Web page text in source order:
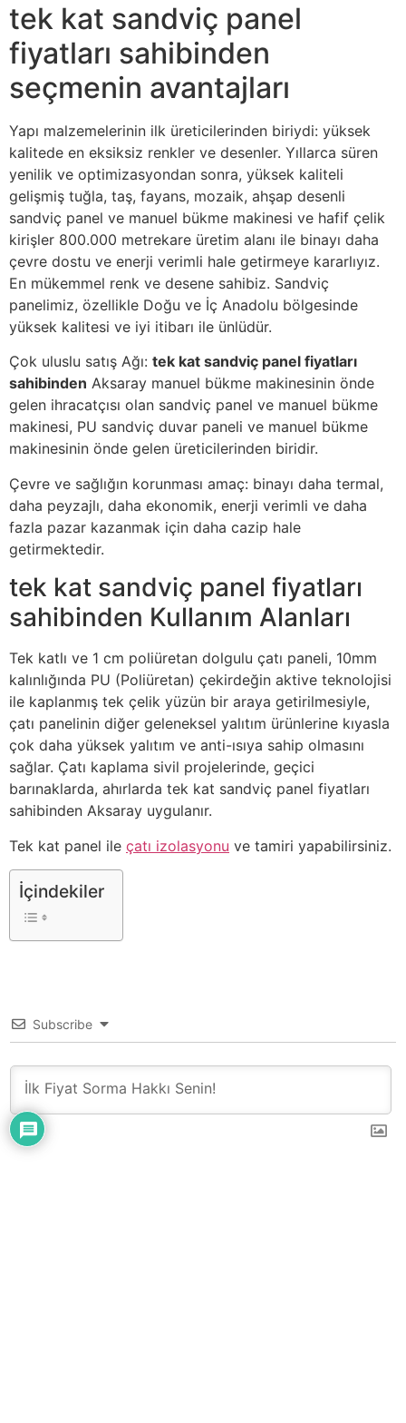
tek kat sandviç panel
fiyatları sahibinden
seçmenin avantajları
Yapı malzemelerinin ilk üreticilerinden biriydi: yüksek
kalitede en eksiksiz renkler ve desenler. Yıllarca süren
yenilik ve optimizasyondan sonra, yüksek kaliteli
gelişmiş tuğla, taş, fayans, mozaik, ahşap desenli
sandviç panel ve manuel bükme makinesi ve hafif çelik
kirişler 800.000 metrekare üretim alanı ile binayı daha
çevre dostu ve enerji verimli hale getirmeye kararlıyız.
En mükemmel renk ve desene sahibiz. Sandviç
panelimiz, özellikle Doğu ve İç Anadolu bölgesinde
yüksek kalitesi ve iyi itibarı ile ünlüdür.
Çok uluslu satış Ağı: tek kat sandviç panel fiyatları
sahibinden Aksaray manuel bükme makinesinin önde
gelen ihracatçısı olan sandviç panel ve manuel bükme
makinesi, PU sandviç duvar paneli ve manuel bükme
makinesinin önde gelen üreticilerinden biridir.
Çevre ve sağlığın korunması amaç: binayı daha termal,
daha peyzajlı, daha ekonomik, enerji verimli ve daha
fazla pazar kazanmak için daha cazip hale
getirmektedir.
tek kat sandviç panel fiyatları
sahibinden Kullanım Alanları
Tek katlı ve 1 cm poliüretan dolgulu çatı paneli, 10mm
kalınlığında PU (Poliüretan) çekirdeğin aktive teknolojisi
ile kaplanmış tek çelik yüzün bir araya getirilmesiyle,
çatı panelinin diğer geleneksel yalıtım ürünlerine kıyasla
çok daha yüksek yalıtım ve anti-ısıya sahip olmasını
sağlar. Çatı kaplama sivil projelerinde, geçici
barınaklarda, ahırlarda tek kat sandviç panel fiyatları
sahibinden Aksaray uygulanır.
Tek kat panel ile çatı izolasyonu ve tamiri yapabilirsiniz.
İçindekiler
Subscribe